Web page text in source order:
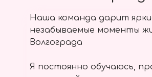
Наша команда дарит
незабываемые моменты
Волгограда
Я постоянно обучаюсь,